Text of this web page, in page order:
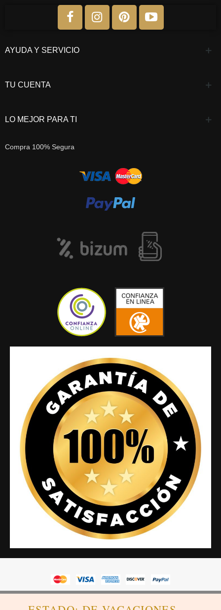
AYUDA Y SERVICIO
TU CUENTA
LO MEJOR PARA TI
Compra 100% Segura